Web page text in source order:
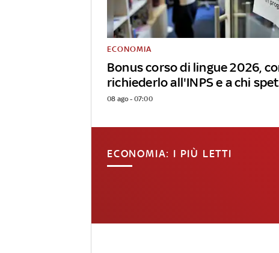
Bonus corso di lingue 2026,
richiederlo all'INPS e a chi
ECONOMIA
08 ago - 07:00
ECONOMIA: I PIÙ LETTI